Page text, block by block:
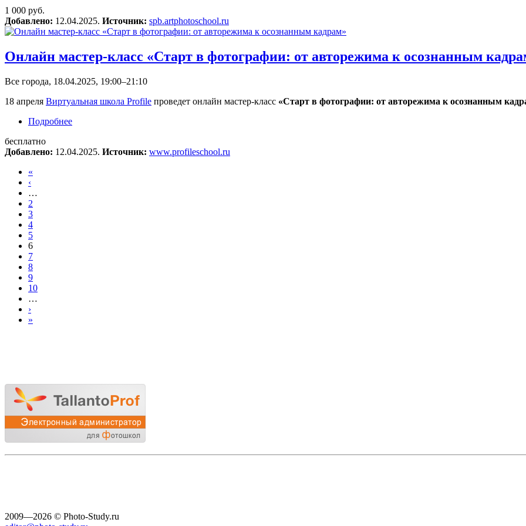
1 000 руб.
Добавлено: 12.04.2025. Источник: spb.artphotoschool.ru
Онлайн мастер-класс «Старт в фотографии: от авторежима к осознанным
Все города, 18.04.2025, 19:00–21:10
18 апреля Виртуальная школа Profile проведет онлайн мастер-класс «Старт в фотографии: от авторежима к осознанным
Подробнее
бесплатно
Добавлено: 12.04.2025. Источник: www.profileschool.ru
«
‹
…
2
3
4
5
6
7
8
9
10
…
›
»
2009—2026 © Photo-Study.ru